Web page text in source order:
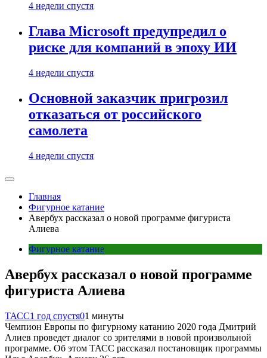
4 недели спустя
Глава Microsoft предупредил о
риске для компаний в эпоху ИИ
4 недели спустя
Основной заказчик пригрозил
отказаться от российского
самолета
4 недели спустя
Главная
Фигурное катание
Авербух рассказал о новой программе фигуриста
Алиева
Фигурное катание
Авербух рассказал о новой программе
фигуриста Алиева
ТАСС1 год спустя01 минуты
Чемпион Европы по фигурному катанию 2020 года Дмитрий
Алиев проведет диалог со зрителями в новой произвольной
программе. Об этом ТАСС рассказал постановщик программы